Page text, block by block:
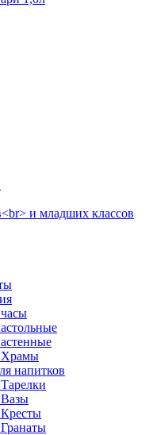
и младших классов
Храмы
напитков